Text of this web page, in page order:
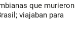
que murieron
viajaban para